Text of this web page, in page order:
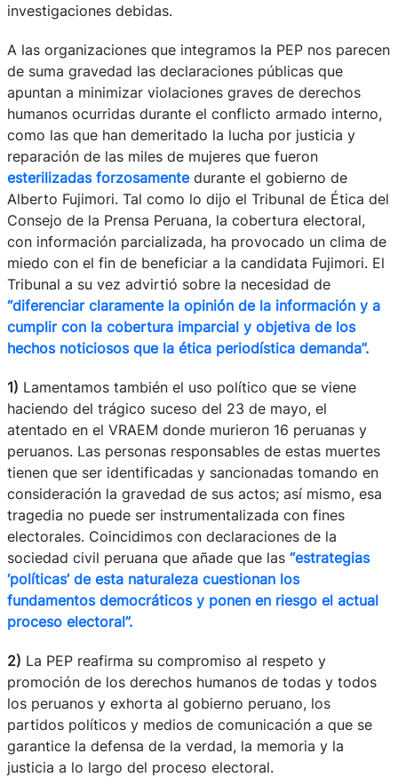
investigaciones debidas.
A las organizaciones que integramos la PEP nos parecen
de suma gravedad las declaraciones públicas que
apuntan a minimizar violaciones graves de derechos
humanos ocurridas durante el conflicto armado interno,
como las que han demeritado la lucha por justicia y
reparación de las miles de mujeres que fueron
esterilizadas forzosamentedurante el gobierno de
Alberto Fujimori. Tal como lo dijo el Tribunal de Ética del
Consejo de la Prensa Peruana, la cobertura electoral,
con información parcializada, ha provocado un clima de
miedo con el fin de beneficiar a la candidata Fujimori. El
Tribunal a su vez advirtió sobre la necesidad de
“diferenciar claramente la opinión de la información y a
cumplir con la cobertura imparcial y objetiva de los
hechos noticiosos que la ética periodística demanda”.
1) Lamentamos también el uso político que se viene
haciendo del trágico suceso del 23 de mayo, el
atentado en el VRAEM donde murieron 16 peruanas y
peruanos. Las personas responsables de estas muertes
tienen que ser identificadas y sancionadas tomando en
consideración la gravedad de sus actos; así mismo, esa
tragedia no puede ser instrumentalizada con fines
electorales. Coincidimos con declaraciones de la
sociedad civil peruana que añade que las “estrategias
‘políticas’ de esta naturaleza cuestionan los
fundamentos democráticos y ponen en riesgo el actual
proceso electoral”.
2) La PEP reafirma su compromiso al respeto y
promoción de los derechos humanos de todas y todos
los peruanos y exhorta al gobierno peruano, los
partidos políticos y medios de comunicación a que se
garantice la defensa de la verdad, la memoria y la
justicia a lo largo del proceso electoral.